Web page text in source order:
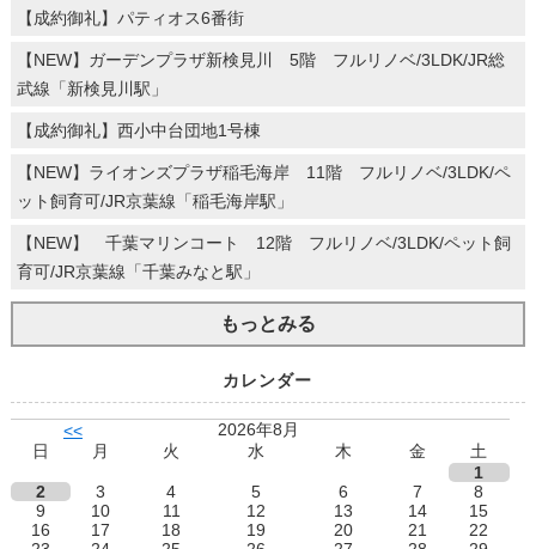
グランドメゾン西船橋
グランパスシティ ステイトコート
グランパスシティ ブライトコート
クリオ船堀親水公園
クレストフォルム市川南ウッドスクエア
クレストフォルム市川南グランステージ
コープ西船橋
コスモ・ザ・パークス船橋
コロンブスシティ
ザ・レジデンス検見川浜
ザ・クイーンズガーデン稲毛
サーパス船橋山手
【成約御礼】パティオス6番街
【NEW】ガーデンプラザ新検見川 5階 フルリノベ/3LDK/JR総
武線「新検見川駅」
【成約御礼】西小中台団地1号棟
【NEW】ライオンズプラザ稲毛海岸 11階 フルリノベ/3LDK/ペ
ット飼育可/JR京葉線「稲毛海岸駅」
【NEW】 千葉マリンコート 12階 フルリノベ/3LDK/ペット飼
育可/JR京葉線「千葉みなと駅」
もっとみる
カレンダー
<<
2026年8月
日
月 火 水 木 金
土
1
2
3 4 5 6 7
8
9
10 11 12 13 14
15
16
17 18 19 20 21
22